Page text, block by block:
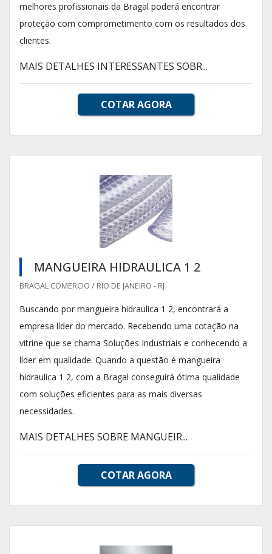
melhores profissionais da Bragal poderá encontrar
proteção com comprometimento com os resultados dos
clientes.
MAIS DETALHES INTERESSANTES SOBR...
COTAR AGORA
MANGUEIRA HIDRAULICA 1 2
BRAGAL COMERCIO / RIO DE JANEIRO - RJ
Buscando por mangueira hidraulica 1 2, encontrará a
empresa líder do mercado. Recebendo uma cotação na
vitrine que se chama Soluções Industriais e conhecendo a
líder em qualidade. Quando a questão é mangueira
hidraulica 1 2, com a Bragal conseguirá ótima qualidade
com soluções eficientes para as mais diversas
necessidades.
MAIS DETALHES SOBRE MANGUEIR...
COTAR AGORA